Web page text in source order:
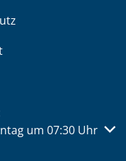
Schließzeiten
um 07:30 Uhr